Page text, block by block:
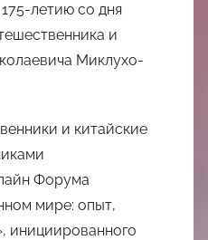
летию со дня
и
Миклухо-
и китайские
Форума
мире: опыт,
инициированного